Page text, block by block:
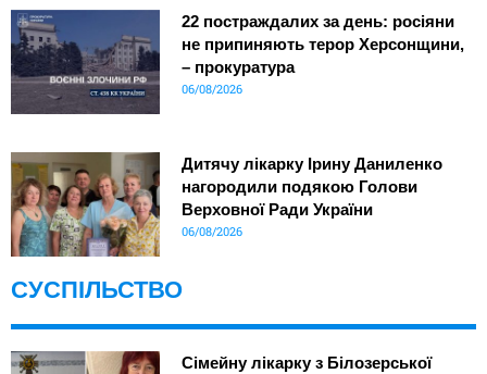
22 постраждалих за день: росіяни
не припиняють терор Херсонщини,
– прокуратура
06/08/2026
Дитячу лікарку Ірину Даниленко
нагородили подякою Голови
Верховної Ради України
06/08/2026
СУСПІЛЬСТВО
Сімейну лікарку з Білозерської